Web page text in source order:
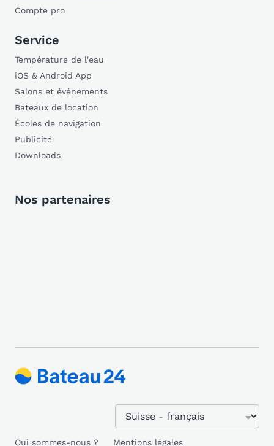
Compte pro
Service
Température de l'eau
iOS & Android App
Salons et événements
Bateaux de location
Écoles de navigation
Publicité
Downloads
Nos partenaires
Qui sommes-nous ? Mentions légales